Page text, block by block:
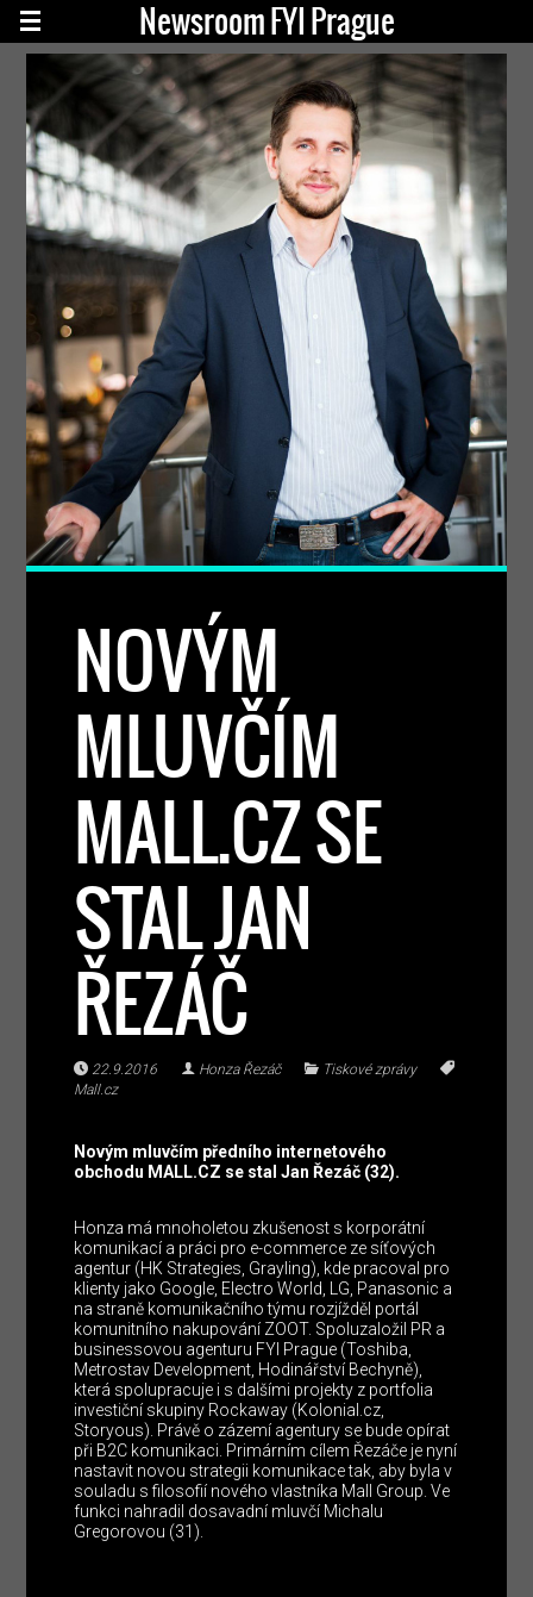
Newsroom FYI Prague
NOVÝM
MLUVČÍM
MALL.CZ SE
STAL JAN
ŘEZÁČ
22.9.2016 Honza Řezáč
Tiskové zprávy
Mall.cz
Novým mluvčím předního internetového
obchodu MALL.CZ se stal Jan Řezáč (32).
Honza má mnoholetou zkušenost s korporátní
komunikací a práci pro e-commerce ze síťových
agentur (HK Strategies, Grayling), kde pracoval pro
klienty jako Google, Electro World, LG, Panasonic a
na straně komunikačního týmu rozjížděl portál
komunitního nakupování ZOOT. Spoluzaložil PR a
businessovou agenturu FYI Prague (Toshiba,
Metrostav Development, Hodinářství Bechyně),
která spolupracuje i s dalšími projekty z portfolia
investiční skupiny Rockaway (Kolonial.cz,
Storyous). Právě o zázemí agentury se bude opírat
při B2C komunikaci. Primárním cílem Řezáče je nyní
nastavit novou strategii komunikace tak, aby byla v
souladu s filosofií nového vlastníka Mall Group. Ve
funkci nahradil dosavadní mluvčí Michalu
Gregorovou (31).